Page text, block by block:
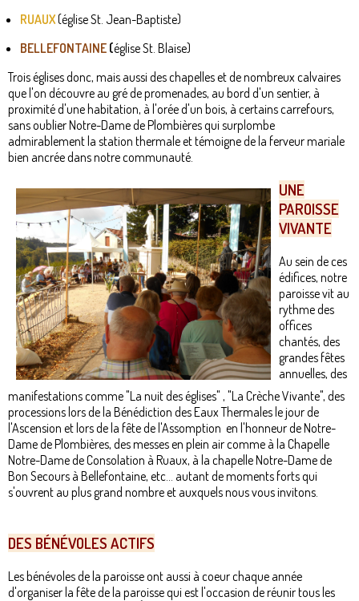
RUAUX(église St. Jean-Baptiste)
BELLEFONTAINE (église St. Blaise)
Trois églises donc, mais aussi des chapelles et de nombreux calvaires
que l'on découvre au gré de promenades, au bord d'un sentier, à
proximité d'une habitation, à l'orée d'un bois, à certains carrefours,
sans oublier Notre-Dame de Plombières qui surplombe
admirablement la station thermale et témoigne de la ferveur mariale
bien ancrée dans notre communauté.
UNE
PAROISSE
VIVANTE
Au sein de ces
édifices, notre
paroisse vit au
rythme des
offices
chantés, des
grandes fêtes
annuelles, des
manifestations comme "La nuit des églises" , "La Crèche Vivante", des
processions lors de la Bénédiction des Eaux Thermales le jour de
l'Ascension et lors de la fête de l'Assomption en l'honneur de Notre-
Dame de Plombières, des messes en plein air comme à la Chapelle
Notre-Dame de Consolation à Ruaux, à la chapelle Notre-Dame de
Bon Secours à Bellefontaine, etc... autant de moments forts qui
s'ouvrent au plus grand nombre et auxquels nous vous invitons.
DES BÉNÉVOLES ACTIFS
Les bénévoles de la paroisse ont aussi à coeur chaque année
d'organiser la fête de la paroisse qui est l'occasion de réunir tous les